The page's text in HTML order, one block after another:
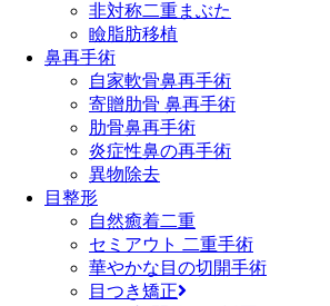
非対称二重まぶた
瞼脂肪移植
鼻再手術
自家軟骨鼻再手術
寄贈肋骨 鼻再手術
肋骨鼻再手術
炎症性鼻の再手術
異物除去
目整形
自然癒着二重
セミアウト 二重手術
華やかな目の切開手術
目つき矯正